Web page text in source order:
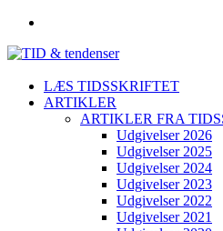
LÆS TIDSSKRIFTET
ARTIKLER
ARTIKLER FRA
Udgivelser 2026
Udgivelser 2025
Udgivelser 2024
Udgivelser 2023
Udgivelser 2022
Udgivelser 2021